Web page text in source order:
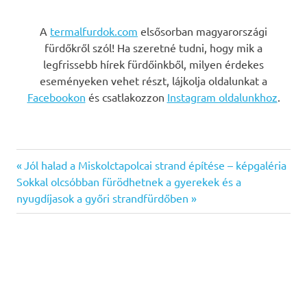
A termalfurdok.com elsősorban magyarországi
fürdőkről szól! Ha szeretné tudni, hogy mik a
legfrissebb hírek fürdőinkből, milyen érdekes
eseményeken vehet részt, lájkolja oldalunkat a
Facebookon és csatlakozzon Instagram oldalunkhoz.
Bejegyzés
navigáció
Previous
Post:
Jól halad a Miskolctapolcai strand építése – képgaléria
Next
Post:
Sokkal olcsóbban fürödhetnek a gyerekek és a
nyugdíjasok a győri strandfürdőben